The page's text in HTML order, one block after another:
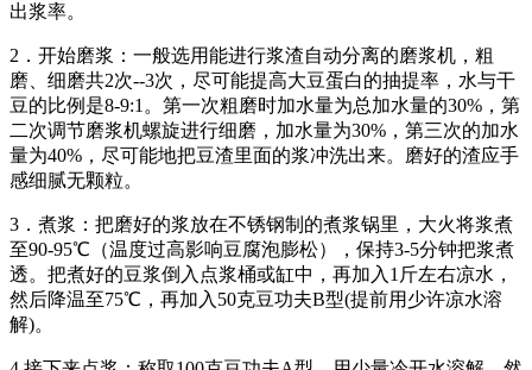
出浆率。
2．开始磨浆：一般选用能进行浆渣自动分离的磨浆机，粗
磨、细磨共2次--3次，尽可能提高大豆蛋白的抽提率，水与干
豆的比例是8-9:1。第一次粗磨时加水量为总加水量的30%，第
二次调节磨浆机螺旋进行细磨，加水量为30%，第三次的加水
量为40%，尽可能地把豆渣里面的浆冲洗出来。磨好的渣应手
感细腻无颗粒。
3．煮浆：把磨好的浆放在不锈钢制的煮浆锅里，大火将浆煮
至90-95℃（温度过高影响豆腐泡膨松），保持3-5分钟把浆煮
透。把煮好的豆浆倒入点浆桶或缸中，再加入1斤左右凉水，
然后降温至75℃，再加入50克豆功夫B型(提前用少许凉水溶
解)。